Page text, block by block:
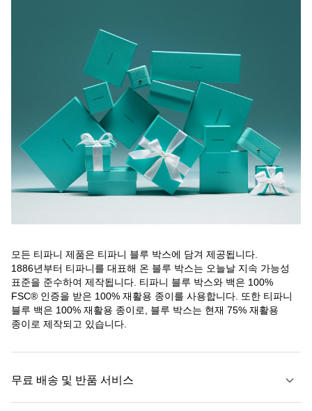
모든 티파니 제품은 티파니 블루 박스에 담겨 제공됩니다.
1886년부터 티파니를 대표해 온 블루 박스는 오늘날 지속 가능성
표준을 준수하여 제작됩니다. 티파니 블루 박스와 백은 100%
FSC® 인증을 받은 100% 재활용 종이를 사용합니다. 또한 티파니
블루 백은 100% 재활용 종이로, 블루 박스는 현재 75% 재활용
종이로 제작되고 있습니다.
무료 배송 및 반품 서비스